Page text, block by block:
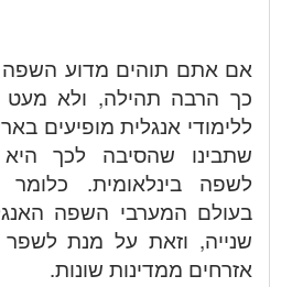
אם אתם תוהים מדוע השפה
כך הרבה תהילה, ולא מעט
ללימודי אנגלית מופיעים
שתבינו שהסיבה לכך
לשפה בינלאומית. כלומר
בעולם המערבי השפה
שנייה, וזאת על מנת
אזרחים ממדינות שונות.